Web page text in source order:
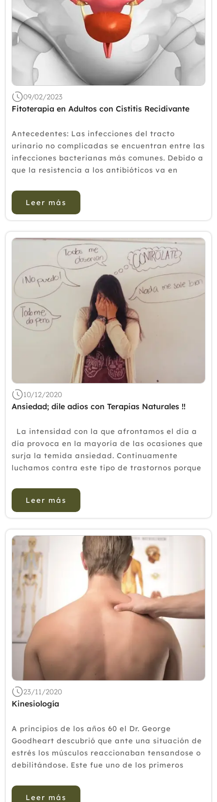
09/02/2023
Fitoterapia en Adultos con Cistitis Recidivante
Antecedentes: Las infecciones del tracto
urinario no complicadas se encuentran entre las
infecciones bacterianas más comunes. Debido a
que la resistencia a los antibióticos va en
opciones de tratamiento alternativas no
antimicrob...
Leer más
10/12/2020
Ansiedad; dile adios con Terapias Naturales !!
La intensidad con la que afrontamos el día a
día provoca en la mayoría de las ocasiones que
surja la temida ansiedad. Continuamente
luchamos contra este tipo de trastornos porque
vida.La ansiedad es un sist...
Leer más
23/11/2020
Kinesiología
A principios de los años 60 el Dr. George
Goodheart descubrió que ante una situación de
estrés los músculos reaccionaban tensandose o
debilitándose. Este fue uno de los primeros
con los ór...
Leer más